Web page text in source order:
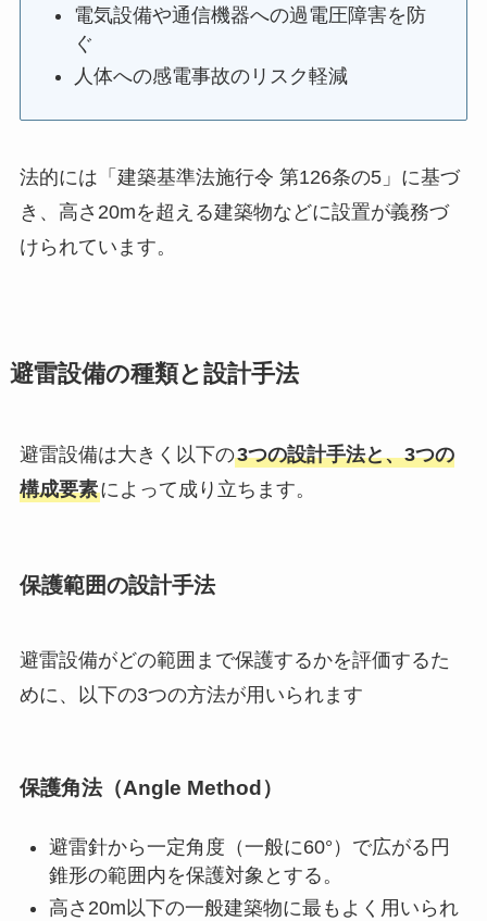
電気設備や通信機器への過電圧障害を防
ぐ
人体への感電事故のリスク軽減
法的には「建築基準法施行令 第126条の5」に基づ
き、高さ20mを超える建築物などに設置が義務づ
けられています。
避雷設備の種類と設計手法
避雷設備は大きく以下の3つの設計手法と、3つの
構成要素によって成り立ちます。
保護範囲の設計手法
避雷設備がどの範囲まで保護するかを評価するた
めに、以下の3つの方法が用いられます
保護角法（Angle Method）
避雷針から一定角度（一般に60°）で広がる円
錐形の範囲内を保護対象とする。
高さ20m以下の一般建築物に最もよく用いられ